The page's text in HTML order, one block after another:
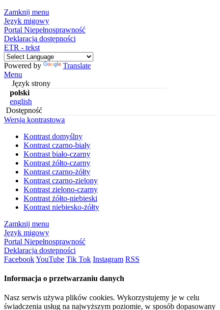
Zamknij menu
Język migowy
Portal Niepełnosprawność
Deklaracja dostępności
ETR - tekst
Powered by
Translate
Menu
Język strony
polski
english
Dostępność
Wersja kontrastowa
Kontrast domyślny
Kontrast czarno-biały
Kontrast biało-czarny
Kontrast żółto-czarny
Kontrast czarno-żółty
Kontrast czarno-zielony
Kontrast zielono-czarny
Kontrast żółto-niebieski
Kontrast niebiesko-żółty
Zamknij menu
Język migowy
Portal Niepełnosprawność
Deklaracja dostępności
FacebookYouTube Tik Tok Instagram RSS
Informacja o przetwarzaniu danych
Nasz serwis używa plików cookies. Wykorzystujemy je w celu
świadczenia usług na najwyższym poziomie, w sposób dopasowany